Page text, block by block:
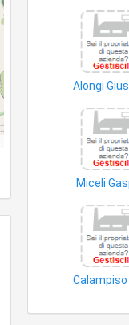
Alongi
Miceli
Calampiso